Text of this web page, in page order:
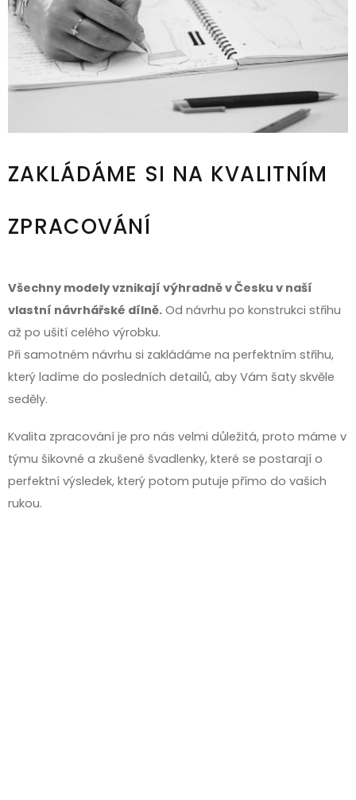
ZAKLÁDÁME SI NA KVALITNÍM
ZPRACOVÁNÍ
Všechny modely vznikají výhradně v Česku v naší
vlastní návrhářské dílně. Od návrhu po konstrukci střihu
až po ušití celého výrobku.
Při samotném návrhu si zakládáme na perfektním střihu,
který ladíme do posledních detailů, aby Vám šaty skvěle
seděly.
Kvalita zpracování je pro nás velmi důležitá, proto máme v
týmu šikovné a zkušené švadlenky, které se postarají o
perfektní výsledek, který potom putuje přímo do vašich
rukou.